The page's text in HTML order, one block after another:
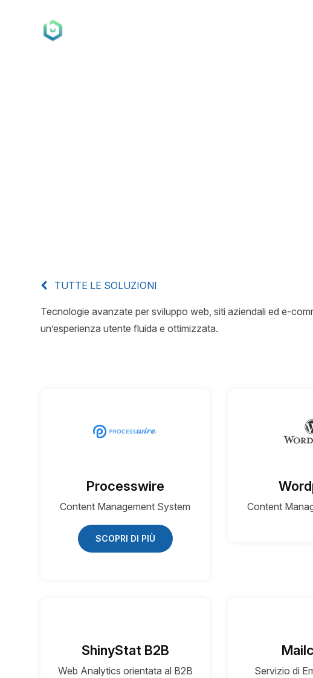
TUTTE LE SOLUZIONI
Tecnologie avanzate per sviluppo web, siti aziendali ed e-
un’esperienza utente fluida e ottimizzata.
Processwire
Content Management System
SCOPRI DI PIÙ
Content
ShinyStat B2B
Web Analytics orientata al B2B Servizio di